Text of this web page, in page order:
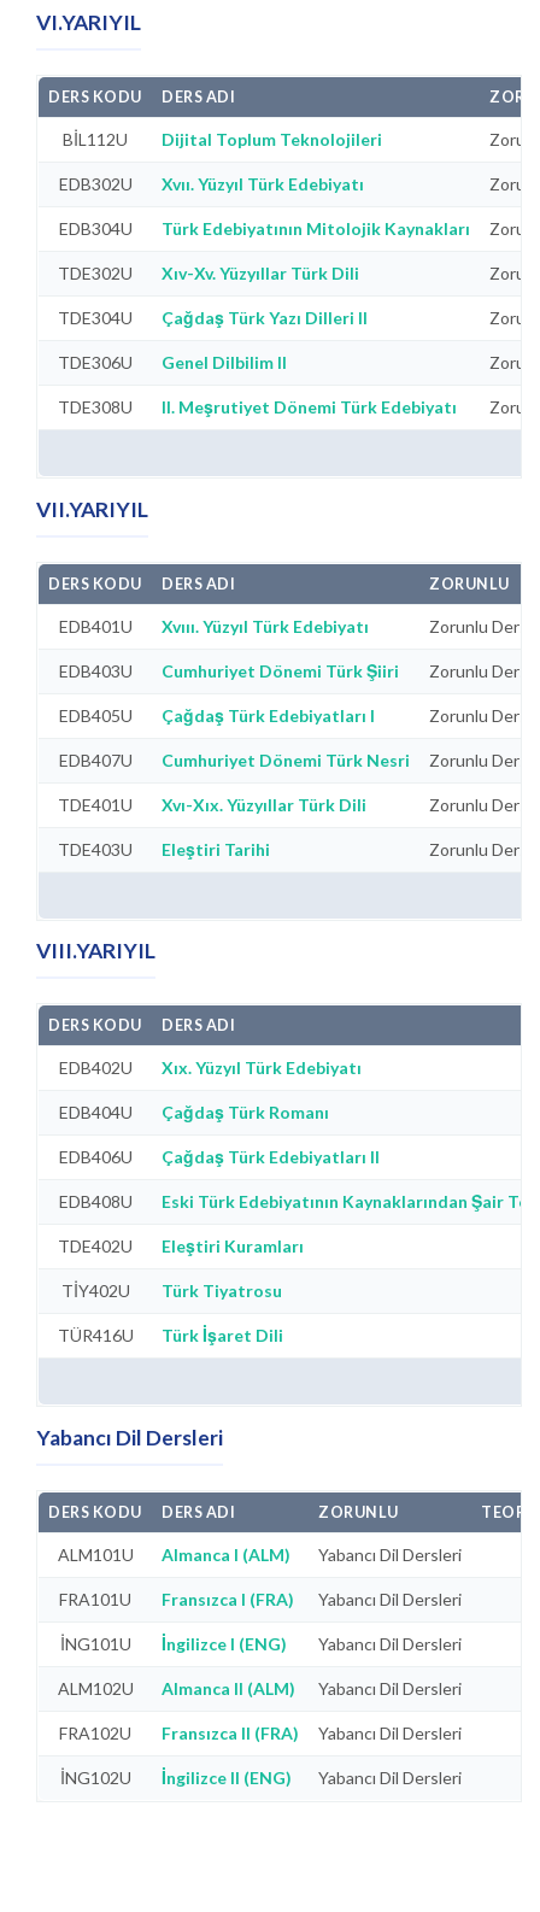
VI.YARIYIL
DERS KODU DERS ADI
BİL112U Dijital Toplum Teknolojileri
EDB302U Xvıı. Yüzyıl Türk Edebiyatı
EDB304U Türk Edebiyatının Mitolojik Kaynakları
TDE302U Xıv-Xv. Yüzyıllar Türk Dili
TDE304U Çağdaş Türk Yazı Dilleri II
TDE306U Genel Dilbilim II
TDE308U II. Meşrutiyet Dönemi Türk Edebiyatı
VII.YARIYIL
DERS KODU DERS ADI ZORUNLU
EDB401U Xvııı. Yüzyıl Türk Edebiyatı Zorunlu
EDB403U Cumhuriyet Dönemi Türk Şiiri Zorunlu
EDB405U Çağdaş Türk Edebiyatları I Zorunlu
EDB407U Cumhuriyet Dönemi Türk Nesri Zorunlu
TDE401U Xvı-Xıx. Yüzyıllar Türk Dili Zorunlu
TDE403U Eleştiri Tarihi Zorunlu
VIII.YARIYIL
DERS KODU DERS ADI
EDB402U Xıx. Yüzyıl Türk Edebiyatı
EDB404U Çağdaş Türk Romanı
EDB406U Çağdaş Türk Edebiyatları II
EDB408U Eski Türk Edebiyatının Kaynaklarından Şair
TDE402U Eleştiri Kuramları
TİY402U Türk Tiyatrosu
TÜR416U Türk İşaret Dili
Yabancı Dil Dersleri
DERS KODU DERS ADI ZORUNLU TEORI
ALM101U Almanca I (ALM) Yabancı Dil Dersleri
FRA101U Fransızca I (FRA) Yabancı Dil Dersleri
İNG101U İngilizce I (ENG) Yabancı Dil Dersleri
ALM102U Almanca II (ALM) Yabancı Dil Dersleri
FRA102U Fransızca II (FRA) Yabancı Dil Dersleri
İNG102U İngilizce II (ENG) Yabancı Dil Dersleri